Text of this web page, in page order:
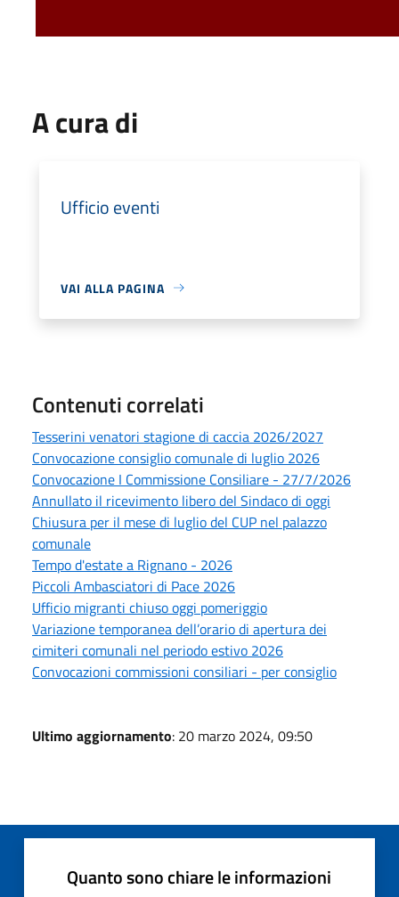
A cura di
Ufficio eventi
VAI ALLA PAGINA
Contenuti correlati
Tesserini venatori stagione di caccia 2026/2027
Convocazione consiglio comunale di luglio 2026
Convocazione I Commissione Consiliare - 27/7/2026
Annullato il ricevimento libero del Sindaco di oggi
Chiusura per il mese di luglio del CUP nel palazzo
comunale
Tempo d'estate a Rignano - 2026
Piccoli Ambasciatori di Pace 2026
Ufficio migranti chiuso oggi pomeriggio
Variazione temporanea dell’orario di apertura dei
cimiteri comunali nel periodo estivo 2026
Convocazioni commissioni consiliari - per consiglio
Ultimo aggiornamento: 20 marzo 2024, 09:50
Quanto sono chiare le informazioni